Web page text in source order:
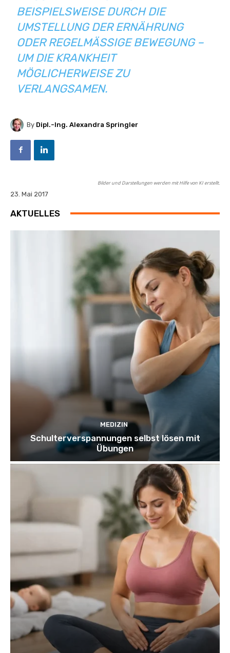
EISPIELSWEISE DURCH DIE U
MSTELLUNG DER ERNÄHRUNG O
DER REGELMÄSSIGE BEWEGUNG – UM
DIE KRANKHEIT MÖ
GLICHERWEISE ZU VE
RLANGSAMEN.
By Dipl.-Ing. Alexandra Springler
Bilder und Darstellungen werden mit Hilfe von KI erstellt.
23. Mai 2017
AKTUELLES
MEDIZIN
Schulterverspannungen selbst lösen mit
Übungen